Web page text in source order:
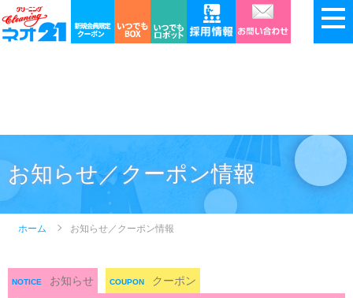
お知らせ／クーポン情報
ホーム お知らせ／クーポン情報
NOTICE お知らせ COUPON クーポン